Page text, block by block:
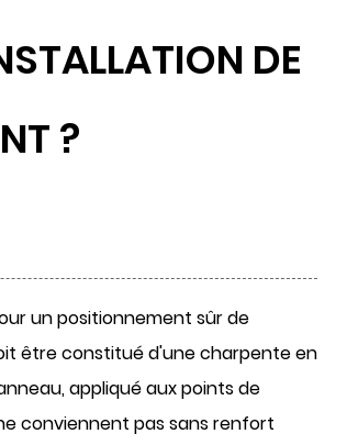
DE
?
un positionnement sûr de
être constitué d'une charpente en
appliqué aux points de
conviennent pas sans renfort